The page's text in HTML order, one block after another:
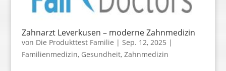
Zahnarzt Leverkusen – moderne Zahnmedizin
von Die Produkttest Familie | Sep. 12, 2025 |
Familienmedizin, Gesundheit, Zahnmedizin